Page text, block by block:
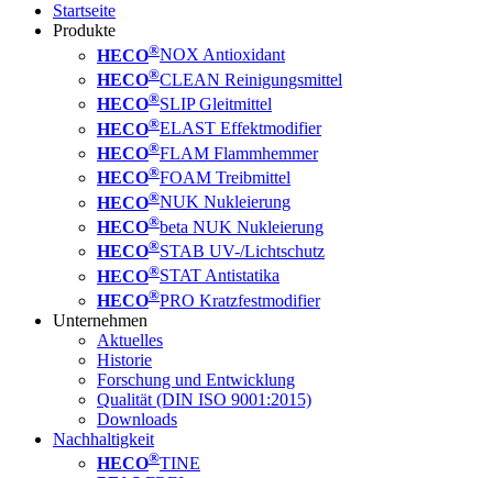
Startseite
Produkte
HECO®NOX Antioxidant
HECO®CLEAN Reinigungsmittel
HECO®SLIP Gleitmittel
HECO®ELAST Effektmodifier
HECO®FLAM Flammhemmer
HECO®FOAM Treibmittel
HECO®NUK Nukleierung
HECO®beta NUK Nukleierung
HECO®STAB UV-/Lichtschutz
HECO®STAT Antistatika
HECO®PRO Kratzfestmodifier
Unternehmen
Aktuelles
Historie
Forschung und Entwicklung
Qualität (DIN ISO 9001:2015)
Downloads
Nachhaltigkeit
HECO®TINE